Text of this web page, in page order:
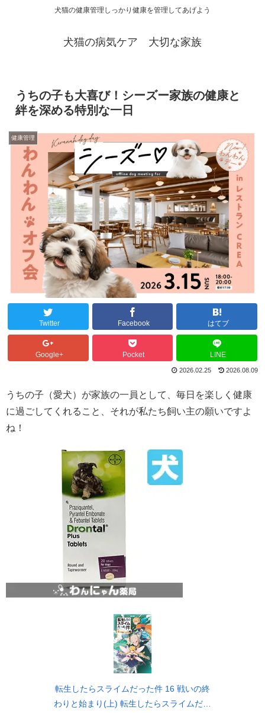
犬猫の健康管理しっかり健康を管理してあげよう
犬猫の病気ケア 大切な家族
うちの子も大喜び！シーズー家族の健康と
絆を深める特別な一日
健康管理
Twitter Facebook はてブ
Google+ Pocket LINE
2026.02.25 2026.08.09
うちの子（愛犬）が家族の一員として、毎日を楽しく健康
に過ごしてくれること、それが私たち飼い主の願いですよ
ね！
転生したらスライムだった件 16 戦いの終
わりと始まり(上) 転生したらスライムだっ